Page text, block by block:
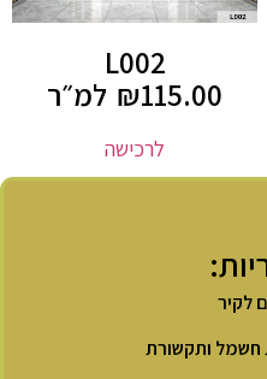
L002
₪115.00 למ״ר
לרכישה
לקיר
חשמל ותקשורת